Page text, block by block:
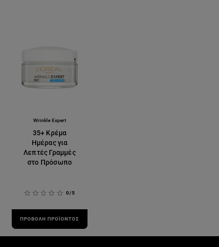
Wrinkle Expert
35+ Κρέμα
Ημέρας για
Λεπτές Γραμμές
στο Πρόσωπο
0/5
ΠΡΟΒΟΛΉ ΠΡΟΪΌΝΤΟΣ